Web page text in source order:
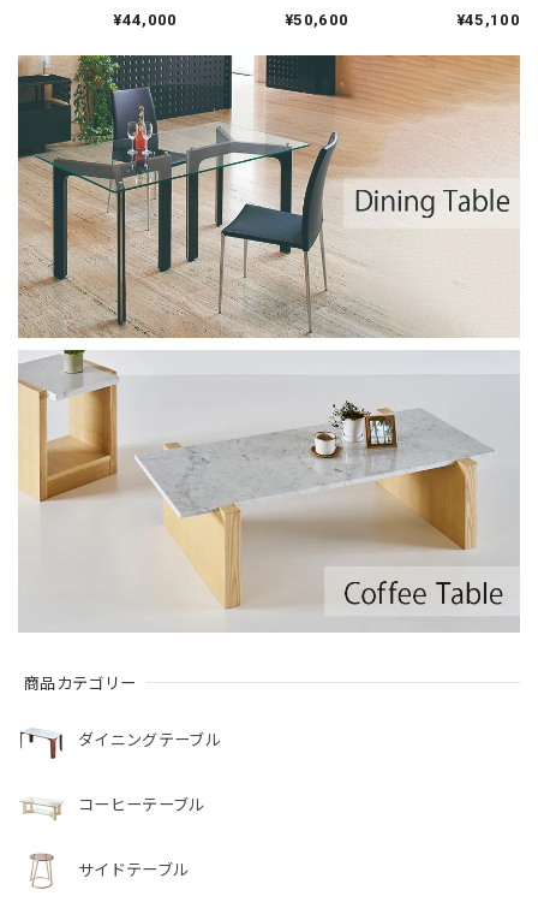
商品カテゴリー
ダイニングテーブル
コーヒーテーブル
サイドテーブル
幅400 スチール アイ
¥44,000
ラス 円形 丸 スチール
¥50,600
円形 丸 スチール アイ
¥45,100